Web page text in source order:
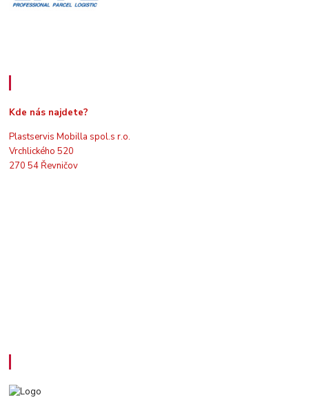
Kde nás najdete?
Plastservis Mobilla spol.s r.o.
Vrchlického 520
270 54 Řevničov